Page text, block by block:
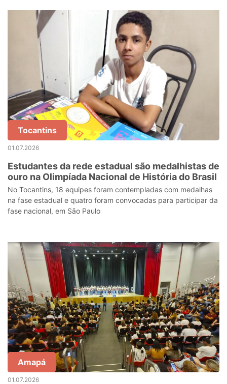
Tocantins
01.07.2026
Estudantes da rede estadual são medalhistas de
ouro na Olimpíada Nacional de História do Brasil
No Tocantins, 18 equipes foram contempladas com medalhas
na fase estadual e quatro foram convocadas para participar da
fase nacional, em São Paulo
Amapá
01.07.2026